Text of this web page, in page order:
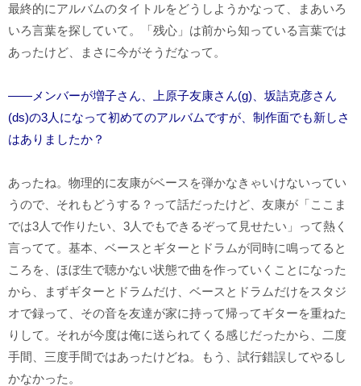
最終的にアルバムのタイトルをどうしようかなって、まあいろ
いろ言葉を探していて。「残心」は前から知っている言葉では
あったけど、まさに今がそうだなって。
――メンバーが増子さん、上原子友康さん(g)、坂詰克彦さん
(ds)の3人になって初めてのアルバムですが、制作面でも新しさ
はありましたか？
あったね。物理的に友康がベースを弾かなきゃいけないってい
うので、それもどうする？って話だったけど、友康が「ここま
では3人で作りたい、3人でもできるぞって見せたい」って熱く
言ってて。基本、ベースとギターとドラムが同時に鳴ってると
ころを、ほぼ生で聴かない状態で曲を作っていくことになった
から、まずギターとドラムだけ、ベースとドラムだけをスタジ
オで録って、その音を友達が家に持って帰ってギターを重ねた
りして。それが今度は俺に送られてくる感じだったから、二度
手間、三度手間ではあったけどね。もう、試行錯誤してやるし
かなかった。